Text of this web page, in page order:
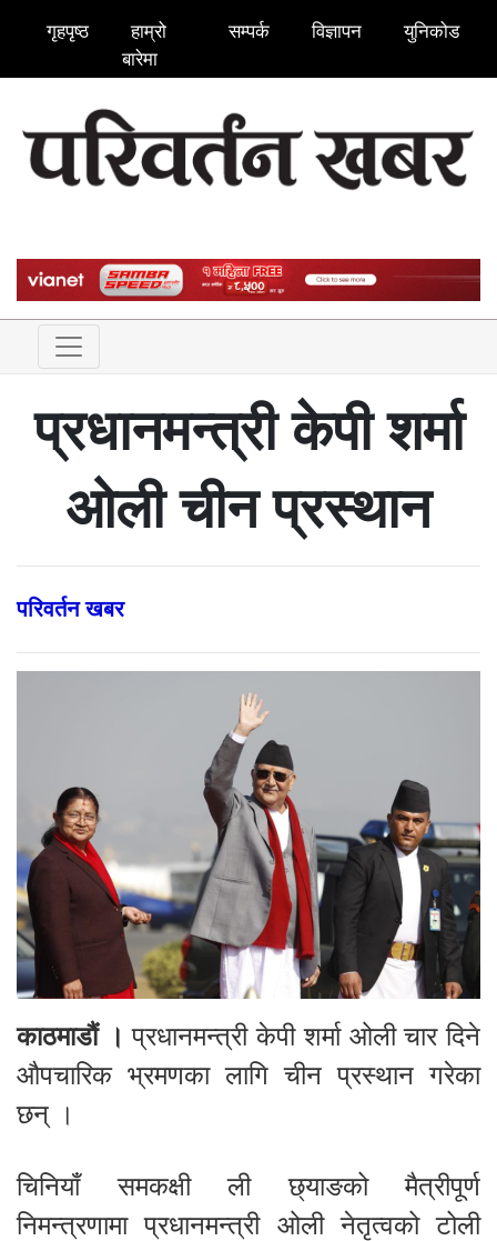
गृहपृष्ठ
हाम्रो
बारेमा
सम्पर्क विज्ञापन युनिकोड
प्रधानमन्त्री केपी शर्मा
ओली चीन प्रस्थान
परिवर्तन खबर
काठमाडौं । प्रधानमन्त्री केपी शर्मा ओली चार दिने
औपचारिक भ्रमणका लागि चीन प्रस्थान गरेका
छन् ।
चिनियाँ समकक्षी ली छ्याङको मैत्रीपूर्ण
निमन्त्रणामा प्रधानमन्त्री ओली नेतृत्वको टोली